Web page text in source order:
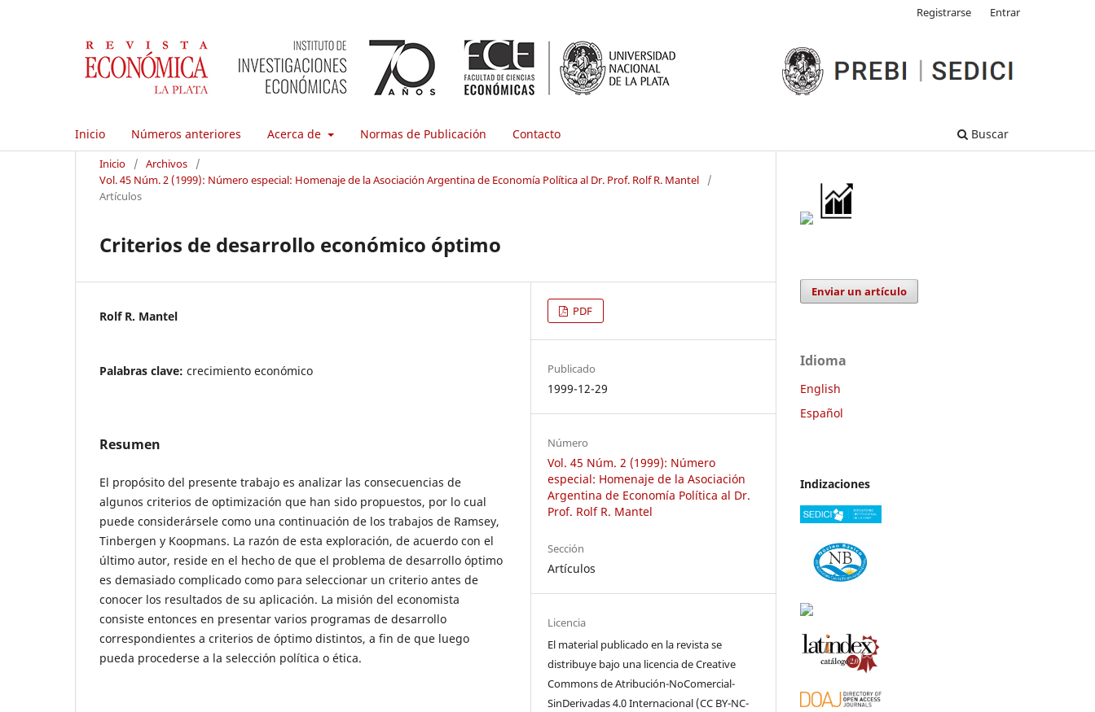
Inicio Números anteriores Acerca de Normas de Publicación Contacto Buscar
Registrarse Entrar
Inicio / Archivos
/
Vol. 45 Núm. 2 (1999): Número especial: Homenaje de la Asociación Argentina de Economía Política al Dr. Prof. Rolf R. Mantel
/
Artículos
Criterios de desarrollo económico óptimo
Rolf R. Mantel
Palabras clave: crecimiento económico
Resumen
El propósito del presente trabajo es analizar las consecuencias de
algunos criterios de optimización que han sido propuestos, por lo cual
puede considerársele como una continuación de los trabajos de Ramsey,
Tinbergen y Koopmans. La razón de esta exploración, de acuerdo con el
último autor, reside en el hecho de que el problema de desarrollo óptimo
es demasiado complicado como para seleccionar un criterio antes de
conocer los resultados de su aplicación. La misión del economista
consiste entonces en presentar varios programas de desarrollo
correspondientes a criterios de óptimo distintos, a fin de que luego
pueda procederse a la selección política o ética.
PDF
Publicado
1999-12-29
Número
Vol. 45 Núm. 2 (1999): Número
especial: Homenaje de la Asociación
Argentina de Economía Política al Dr.
Prof. Rolf R. Mantel
Sección
Artículos
Licencia
El material publicado en la revista se
distribuye bajo una licencia de Creative
Commons de Atribución-NoComercial-
SinDerivadas 4.0 Internacional (CC BY-NC-
Enviar un artículo
Idioma
English
Español
Indizaciones